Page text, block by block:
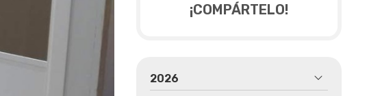
¡COMPÁRTELO!
2026